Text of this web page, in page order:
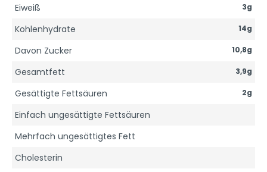
Eiweiß 3g
Kohlenhydrate 14g
Davon Zucker 10,8g
Gesamtfett 3,9g
Gesättigte Fettsäuren 2g
Einfach ungesättigte Fettsäuren
Mehrfach ungesättigtes Fett
Cholesterin